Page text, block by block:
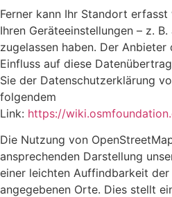
Ferner kann Ihr Standort
Ihren Geräteeinstellungen – z.
zugelassen haben. Der
Einfluss auf diese
Sie der Datenschutzerklärung
folgendem
Link: https://
Die Nutzung von
ansprechenden Darstellung
einer leichten Auffindbarkeit
angegebenen Orte. Dies stellt